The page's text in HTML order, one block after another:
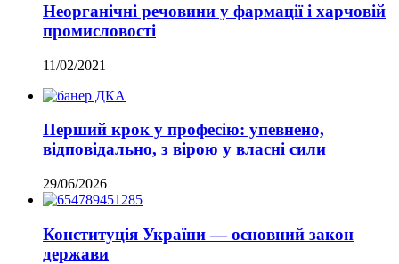
Неорганічні речовини у фармації і харчовій
промисловості
11/02/2021
Перший крок у професію: упевнено,
відповідально, з вірою у власні сили
29/06/2026
Конституція України — основний закон
держави